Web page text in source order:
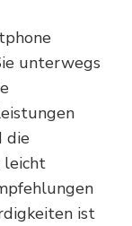
unterwegs
die
leicht
ist